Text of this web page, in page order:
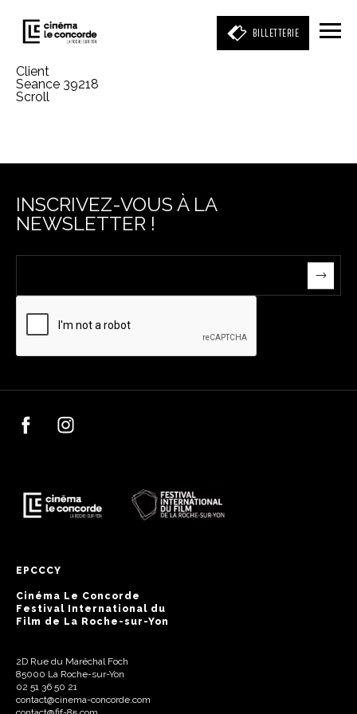
BILLETTERIE
Client
Seance 39218
Scroll
INSCRIVEZ-VOUS À LA
NEWSLETTER !
EPCCCY
Cinéma Le Concorde
Festival International du
Film de La Roche-sur-Yon
2D Rue du Maréchal Foch
85000 La Roche-sur-Yon
02 51 36 50 21
contact@cinema-concorde.com